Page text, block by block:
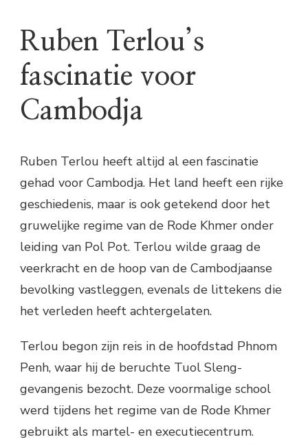
Ruben Terlou’s
fascinatie voor
Cambodja
Ruben Terlou heeft altijd al een fascinatie
gehad voor Cambodja. Het land heeft een rijke
geschiedenis, maar is ook getekend door het
gruwelijke regime van de Rode Khmer onder
leiding van Pol Pot. Terlou wilde graag de
veerkracht en de hoop van de Cambodjaanse
bevolking vastleggen, evenals de littekens die
het verleden heeft achtergelaten.
Terlou begon zijn reis in de hoofdstad Phnom
Penh, waar hij de beruchte Tuol Sleng-
gevangenis bezocht. Deze voormalige school
werd tijdens het regime van de Rode Khmer
gebruikt als martel- en executiecentrum.